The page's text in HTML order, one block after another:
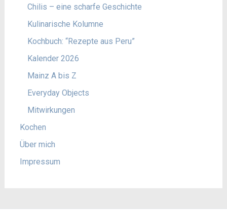
Chilis – eine scharfe Geschichte
Kulinarische Kolumne
Kochbuch: “Rezepte aus Peru”
Kalender 2026
Mainz A bis Z
Everyday Objects
Mitwirkungen
Kochen
Über mich
Impressum